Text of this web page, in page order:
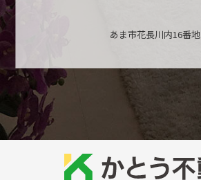
あま市花長川内16番地